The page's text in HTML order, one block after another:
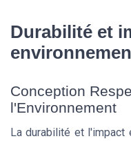
Durabilité et
Conception
l'Environnement
La durabilité et l'impact